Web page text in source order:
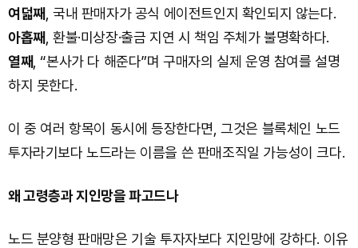
여덟째, 국내 판매자가 공식 에이전트인지 확인되지 않는다.
아홉째, 환불·미상장·출금 지연 시 책임 주체가 불명확하다.
열째, “본사가 다 해준다”며 구매자의 실제 운영 참여를 설명
하지 못한다.
이 중 여러 항목이 동시에 등장한다면, 그것은 블록체인 노드
투자라기보다 노드라는 이름을 쓴 판매조직일 가능성이 크다.
왜 고령층과 지인망을 파고드나
노드 분양형 판매망은 기술 투자자보다 지인망에 강하다. 이유